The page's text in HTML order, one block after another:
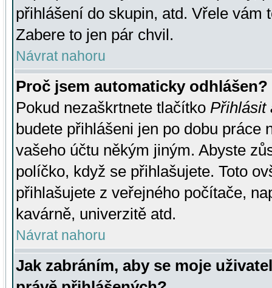
přihlášení do skupin, atd. Vřele vám
Zabere to jen pár chvil.
Návrat nahoru
Proč jsem automaticky odhlášen?
Pokud nezaškrtnete tlačítko Přihlásit
budete přihlášeni jen po dobu práce
vašeho účtu někým jiným. Abyste
políčko, když se přihlašujete. Toto
přihlašujete z veřejného počítače,
kavárně, univerzitě atd.
Návrat nahoru
Jak zabráním, aby se moje